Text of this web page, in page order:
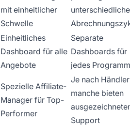
mit einheitlicher
Schwelle
Einheitliches
Dashboard für alle
Angebote
Separate
Dashboards für
jedes Programm
Spezielle Affiliate-
Manager für Top-
Performer
Je nach
manche bieten
Support